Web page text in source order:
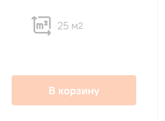
25 м2
В корзину